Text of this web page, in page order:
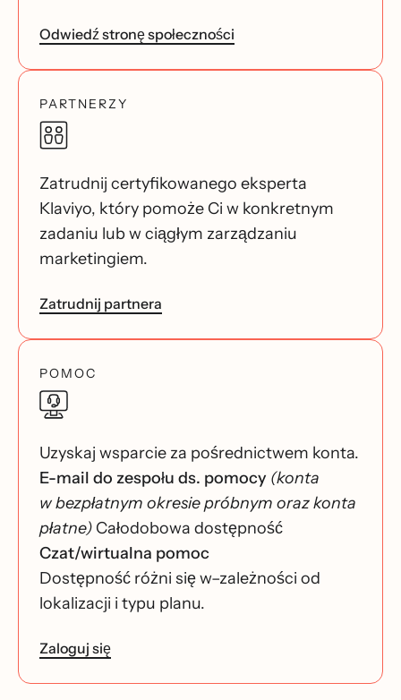
Odwiedź stronę społeczności
PARTNERZY
Zatrudnij certyfikowanego eksperta
Klaviyo, który pomoże Ci w konkretnym
zadaniu lub w ciągłym zarządzaniu
marketingiem.
Zatrudnij partnera
POMOC
Uzyskaj wsparcie za pośrednictwem konta.
E-mail do zespołu ds. pomocy (konta
w bezpłatnym okresie próbnym oraz konta
płatne) Całodobowa dostępność
Czat/wirtualna pomoc
Dostępność różni się w–zależności od
lokalizacji i typu planu.
Zaloguj się